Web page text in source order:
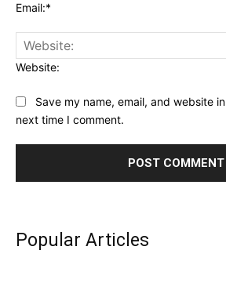
Email:*
Website:
Save my name, email, and website
next time I comment.
Popular Articles